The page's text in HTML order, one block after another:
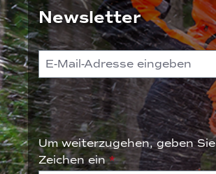
Newsletter
Um weiterzugehen, geben
Zeichen ein*